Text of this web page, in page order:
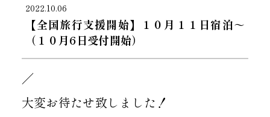
2022.10.06
【全国旅行支援開始】１０月１１日宿泊～
（１０月6日受付開始）
／
大変お待たせ致しました！